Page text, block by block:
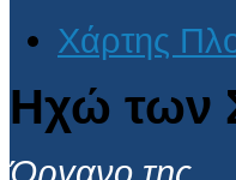
Χάρτης
Ηχώ των
Όργανο της